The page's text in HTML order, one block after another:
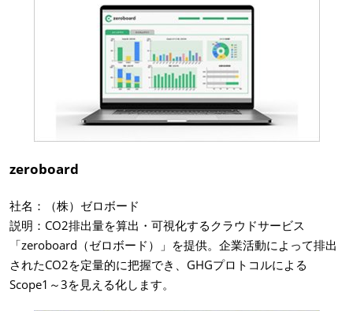
zeroboard
社名：（株）ゼロボード
説明：CO2排出量を算出・可視化するクラウドサービス
「zeroboard（ゼロボード）」を提供。企業活動によって排出
されたCO2を定量的に把握でき、GHGプロトコルによる
Scope1～3を見える化します。